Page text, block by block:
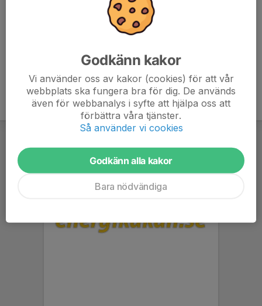
Godkänn kakor
Vi använder oss av kakor (cookies) för att vår
webbplats ska fungera bra för dig. De används
även för webbanalys i syfte att hjälpa oss att
förbättra våra tjänster.
Så använder vi cookies
Godkänn alla kakor
Bara nödvändiga